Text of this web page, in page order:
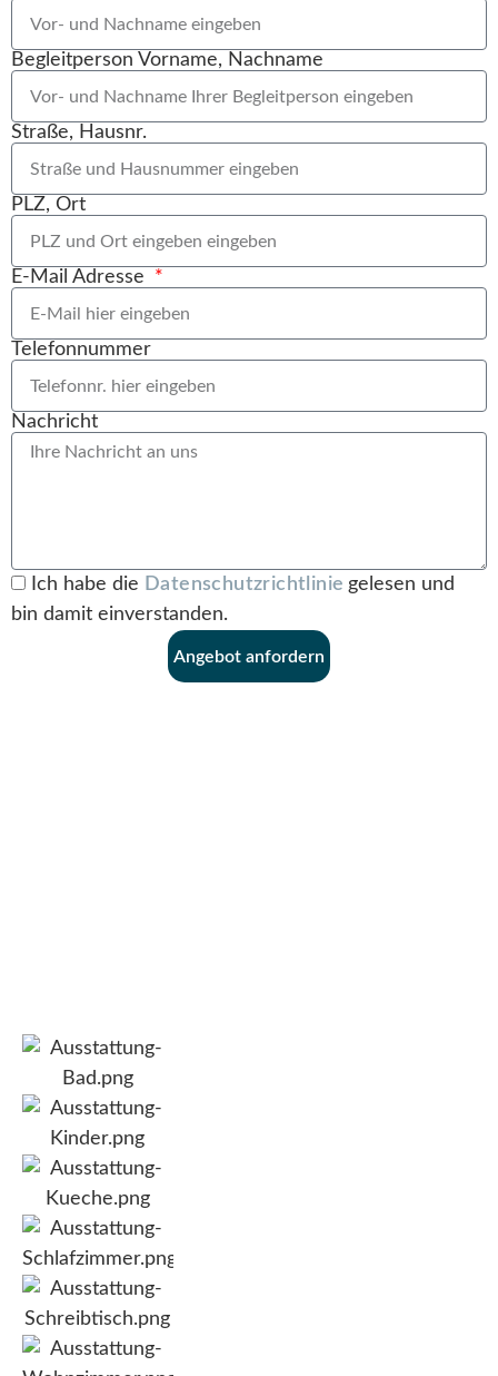
Begleitperson Vorname, Nachname
Straße, Hausnr.
PLZ, Ort
E-Mail Adresse
Telefonnummer
Nachricht
Ich habe die Datenschutzrichtlinie gelesen und
bin damit einverstanden.
Angebot anfordern